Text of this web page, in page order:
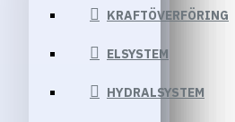
KRAFTÖVERFÖRING
ELSYSTEM
HYDRALSYSTEM